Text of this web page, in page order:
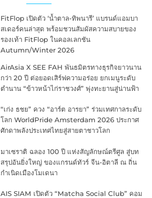
FitFlop เปิดตัว ‘น้ำตาล-ทิพนารี’ แบรนด์แอมบา
สเดอร์คนล่าสุด พร้อมชวนสัมผัสความสบายของ
รองเท้า FitFlop ในคอลเลกชัน
Autumn/Winter 2026
AirAsia X SEE FAH พันธมิตรทางธุรกิจยาวนาน
กว่า 20 ปี ต่อยอดเสิร์ฟความอร่อย ยกเมนูระดับ
ตำนาน “ข้าวหน้าไก่ราชวงศ์” พุ่งทะยานสู่น่านฟ้า
“เก่ง ธชย” ควง “อาร์ต อารยา” ร่วมเทศกาลระดับ
โลก WorldPride Amsterdam 2026 ประกาศ
ศักดาพลังประเทศไทยสู่สายตาชาวโลก
มาเซราติ ฉลอง 100 ปี แห่งสัญลักษณ์ตรีศูล สู่บท
สรุปอันยิ่งใหญ่ ของแกรนด์ทัวร์ จีน-อิตาลี ณ ถิ่น
กำเนิดเมืองโมเดนา
AIS SIAM เปิดตัว “Matcha Social Club” คอม